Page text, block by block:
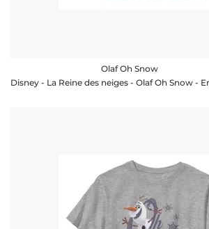
Olaf Oh Snow